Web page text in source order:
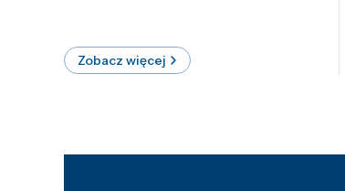
Zobacz więcej